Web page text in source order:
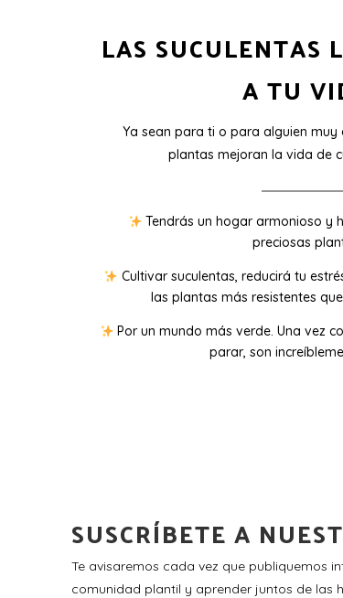
LAS SUCULENTAS
A TU
Ya sean para ti o para alguien muy
plantas mejoran la vida de
Tendrás un hogar armonioso y
preciosas
Cultivar suculentas, reducirá tu
las plantas más resistentes
Por un mundo más verde. Una vez
parar, son
SUSCRÍBETE A
Te avisaremos cada vez que publiquemos
comunidad plantil y aprender juntos de las